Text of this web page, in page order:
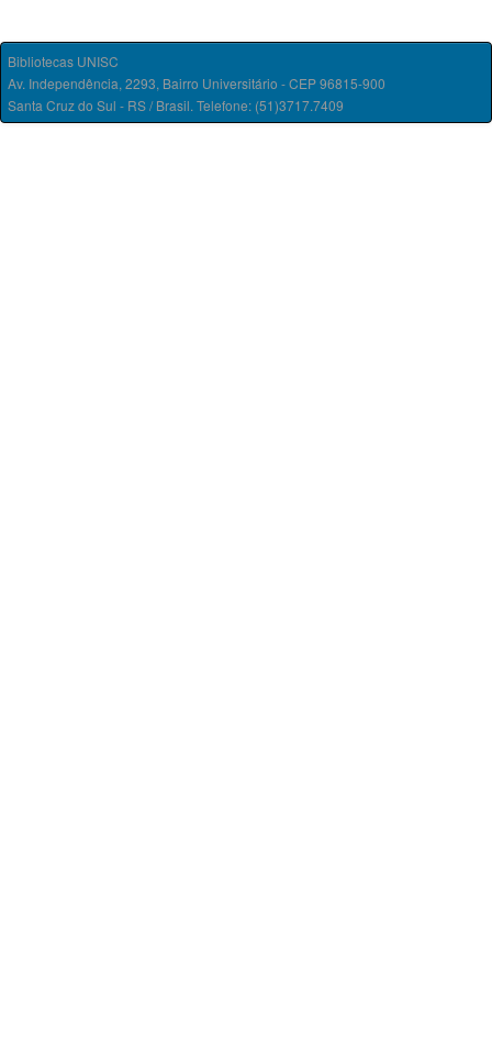
Bibliotecas UNISC
Av. Independência, 2293, Bairro Universitário - CEP 96815-900
Santa Cruz do Sul - RS / Brasil. Telefone: (51)3717.7409